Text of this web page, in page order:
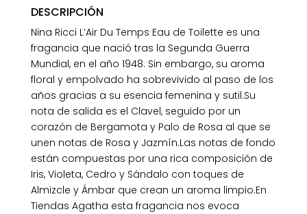
DESCRIPCIÓN
Nina Ricci L’Air Du Temps Eau de Toilette es una
fragancia que nació tras la Segunda Guerra
Mundial, en el año 1948. Sin embargo, su aroma
floral y empolvado ha sobrevivido al paso de los
años gracias a su esencia femenina y sutil.Su
nota de salida es el Clavel, seguido por un
corazón de Bergamota y Palo de Rosa al que se
unen notas de Rosa y Jazmín.Las notas de fondo
están compuestas por una rica composición de
Iris, Violeta, Cedro y Sándalo con toques de
Almizcle y Ámbar que crean un aroma limpio.En
Tiendas Agatha esta fragancia nos evoca